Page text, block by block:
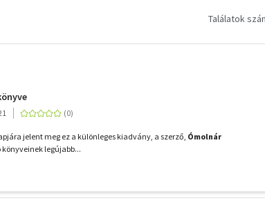
Találatok
jelent meg ez a különleges kiadvány, a szerző, Ómolnár
legújabb...